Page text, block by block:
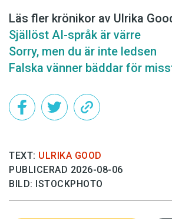
Läs fler krönikor av Ulrika
Själlöst AI-språk är värre
Sorry, men du är inte ledsen
Falska vänner bäddar för
TEXT: ULRIKA GOOD
PUBLICERAD 2026-08-06
BILD: ISTOCKPHOTO